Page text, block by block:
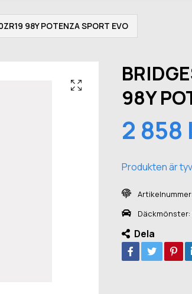
98Y POTENZA SPORT EVO
98Y
2
Produkten är
Artikelnummer:
Däckmönster:
Dela